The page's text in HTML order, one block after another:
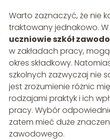
Warto zaznaczyć, że nie
traktowany jednakowo.
uczniowie szkół
w zakładach pracy,
okres składkowy.
szkolnych zazwyczaj nie
jest zrozumienie różnic
rodzajami praktyk i ich
pracy. Wybór
zatem mieć duże
zawodowego.